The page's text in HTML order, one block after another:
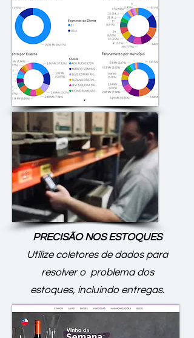
PRECISÃO NOS ESTOQUES
Utilize coletores de dados para
resolver o problema dos
estoques, incluindo entregas.